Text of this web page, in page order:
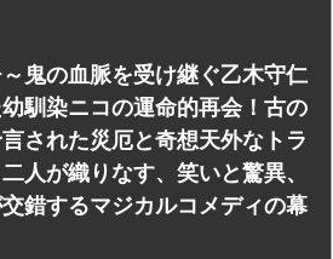
鬼の血脈を受け継ぐ乙木守仁
馴染ニコの運命的再会！古の
された災厄と奇想天外なトラ
人が織りなす、笑いと驚異、
錯するマジカルコメディの幕